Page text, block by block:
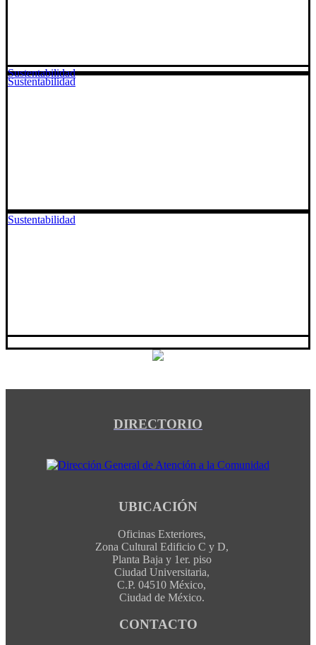
Sustentabilidad
Sustentabilidad
Sustentabilidad
DIRECTORIO
UBICACIÓN
Oficinas Exteriores,
Zona Cultural Edificio C y D,
Planta Baja y 1er. piso
Ciudad Universitaria,
C.P. 04510 México,
Ciudad de México.
CONTACTO